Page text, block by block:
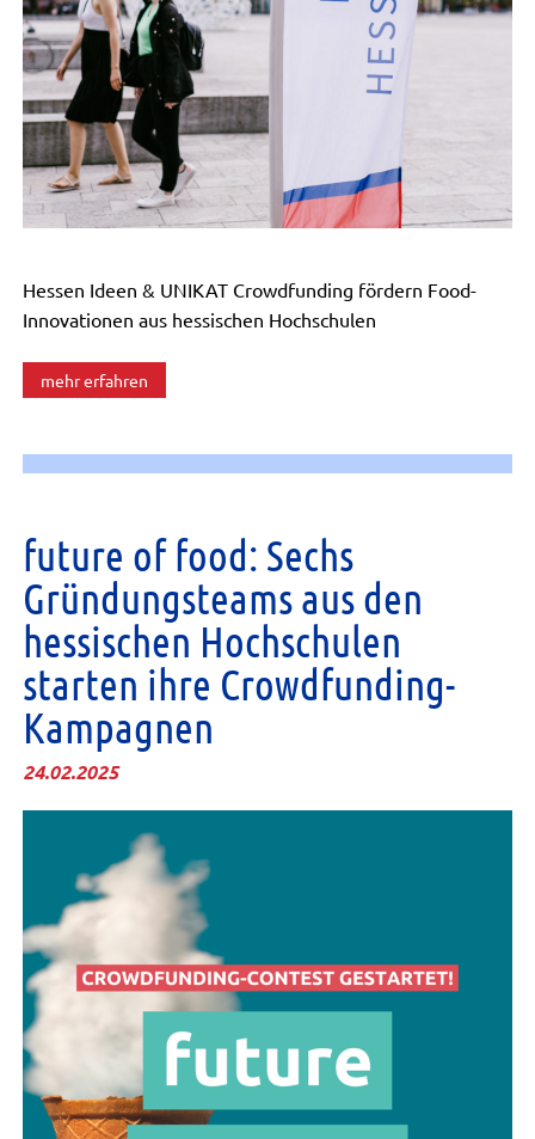
Hessen Ideen & UNIKAT Crowdfunding fördern Food-
Innovationen aus hessischen Hochschulen
mehr erfahren
future of food: Sechs
Gründungsteams aus den
hessischen Hochschulen
starten ihre Crowdfunding-
Kampagnen
24.02.2025